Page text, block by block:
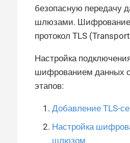
безопасную передачу
шлюзами. Шифрование
протокол TLS
Настройка
шифрованием данных
этапов:
Добавление TLS-
Настройка
шлюзом